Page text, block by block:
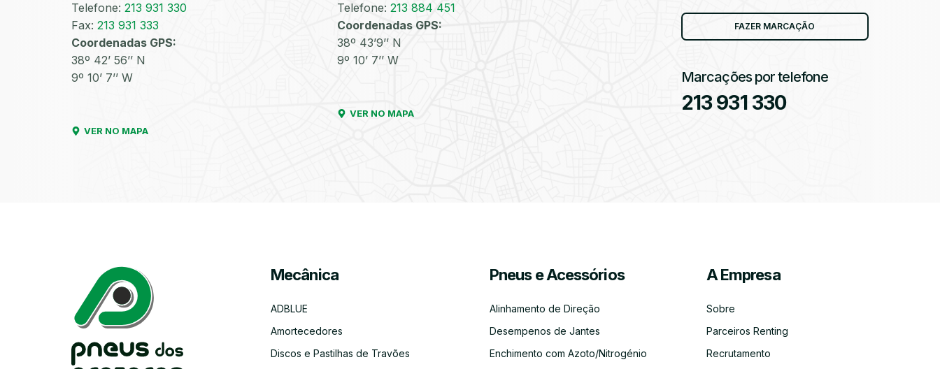
Telefone: 213 931 330
Fax: 213 931 333
Coordenadas GPS:
38º 42’ 56’’ N
9º 10’ 7’’ W
VER NO MAPA
Telefone: 213 884 451
Coordenadas GPS:
38º 43’9’’ N
9º 10’ 7’’ W
VER NO MAPA
FAZER MARCAÇÃO
Marcações por telefone
213 931 330
Mecânica
ADBLUE
Amortecedores
Discos e Pastilhas de Travões
Pneus e Acessórios
Alinhamento de Direção
Desempenos de Jantes
Enchimento com Azoto/Nitrogénio
A Empresa
Sobre
Parceiros Renting
Recrutamento
Discos
e
Pastilhas
de
Amortecedores
Lavagem
Kit
Kit
Diagnóstico